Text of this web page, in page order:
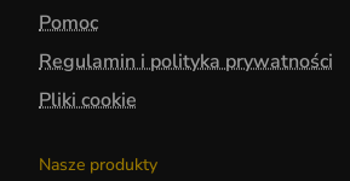
Pomoc
Regulamin i polityka prywatności
Pliki cookie
Nasze produkty